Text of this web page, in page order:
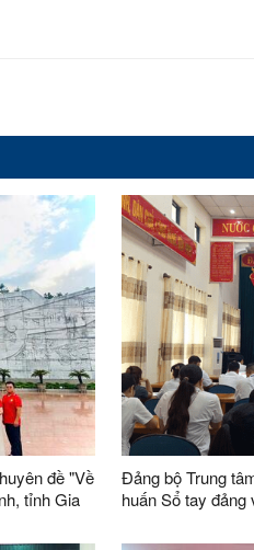
đề "Về
tỉnh Gia
Đảng bộ Trung
huấn Sổ tay đảng